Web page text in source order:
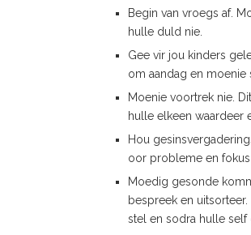
Begin van vroegs af.
hulle duld nie.
Gee vir jou kinders
om aandag en moenie
Moenie voortrek nie.
hulle elkeen waardeer
Hou
oor probleme en
Moedig gesonde
bespreek en
stel en sodra hulle self